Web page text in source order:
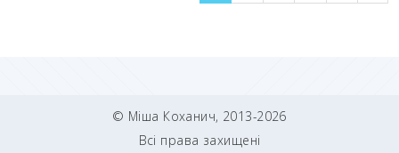
© Міша Коханич, 2013-2026
Всі права захищені